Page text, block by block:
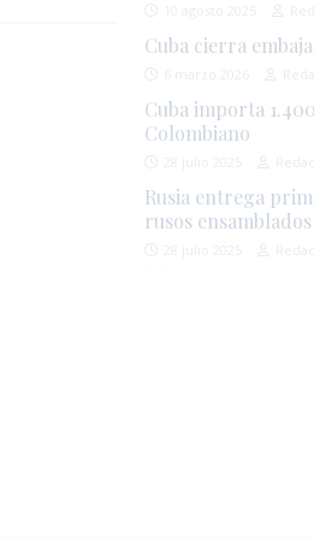
Cuba cierra
Cuba importa
Colombiano
Rusia entrega
rusos